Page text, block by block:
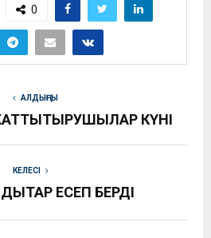
0
АЛДЫҢҒЫ
КҮНІ
КЕЛЕСІ
ЕСЕП БЕРДІ